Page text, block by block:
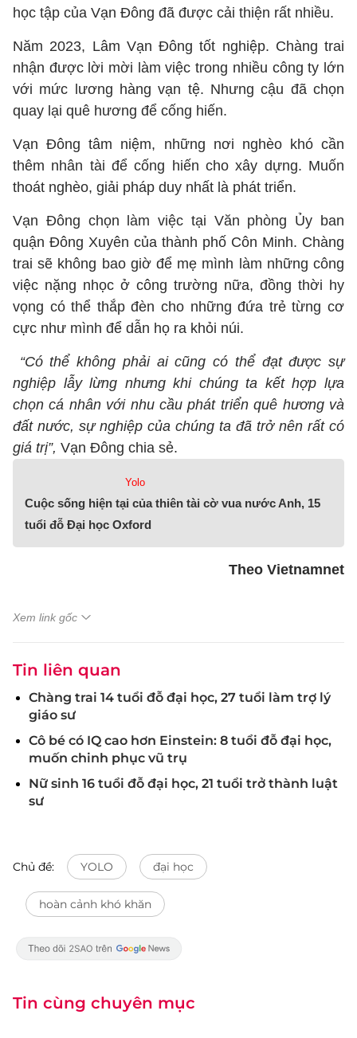
học tập của Vạn Đông đã được cải thiện rất nhiều.
Năm 2023, Lâm Vạn Đông tốt nghiệp. Chàng trai
nhận được lời mời làm việc trong nhiều công ty lớn
với mức lương hàng vạn tệ. Nhưng cậu đã chọn
quay lại quê hương để cống hiến.
Vạn Đông tâm niệm, những nơi nghèo khó cần
thêm nhân tài để cống hiến cho xây dựng. Muốn
thoát nghèo, giải pháp duy nhất là phát triển.
Vạn Đông chọn làm việc tại Văn phòng Ủy ban
quận Đông Xuyên của thành phố Côn Minh. Chàng
trai sẽ không bao giờ để mẹ mình làm những công
việc nặng nhọc ở công trường nữa, đồng thời hy
vọng có thể thắp đèn cho những đứa trẻ từng cơ
cực như mình để dẫn họ ra khỏi núi.
“Có thể không phải ai cũng có thể đạt được sự
nghiệp lẫy lừng nhưng khi chúng ta kết hợp lựa
chọn cá nhân với nhu cầu phát triển quê hương và
đất nước, sự nghiệp của chúng ta đã trở nên rất có
giá trị”, Vạn Đông chia sẻ.
Yolo
Cuộc sống hiện tại của thiên tài cờ vua nước Anh, 15
tuổi đỗ Đại học Oxford
Theo Vietnamnet
Xem link gốc
Tin liên quan
Chàng trai 14 tuổi đỗ đại học, 27 tuổi làm trợ lý
giáo sư
Cô bé có IQ cao hơn Einstein: 8 tuổi đỗ đại học,
muốn chinh phục vũ trụ
Nữ sinh 16 tuổi đỗ đại học, 21 tuổi trở thành luật
sư
Chủ đề: YOLO đại học
hoàn cảnh khó khăn
Tin cùng chuyên mục